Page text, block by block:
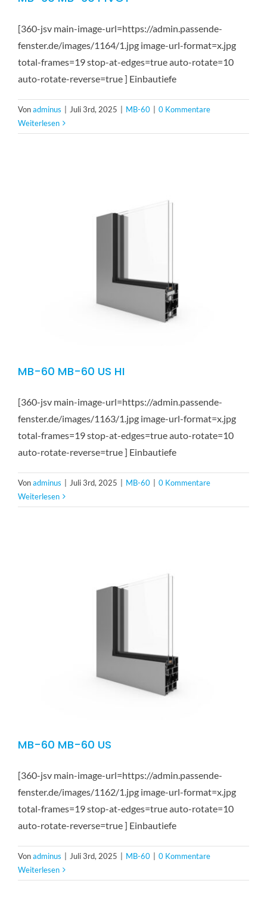
[360-jsv main-image-url=https://admin.passende-
fenster.de/images/1164/1.jpg image-url-format=x.jpg
total-frames=19 stop-at-edges=true auto-rotate=10
auto-rotate-reverse=true ] Einbautiefe
Vonadminus Juli 3rd, 2025 MB-60
0 Kommentare
Weiterlesen
MB-60 MB-60 US HI
[360-jsv main-image-url=https://admin.passende-
fenster.de/images/1163/1.jpg image-url-format=x.jpg
total-frames=19 stop-at-edges=true auto-rotate=10
auto-rotate-reverse=true ] Einbautiefe
Vonadminus Juli 3rd, 2025 MB-60
0 Kommentare
Weiterlesen
MB-60 MB-60 US
[360-jsv main-image-url=https://admin.passende-
fenster.de/images/1162/1.jpg image-url-format=x.jpg
total-frames=19 stop-at-edges=true auto-rotate=10
auto-rotate-reverse=true ] Einbautiefe
Vonadminus Juli 3rd, 2025 MB-60
0 Kommentare
Weiterlesen